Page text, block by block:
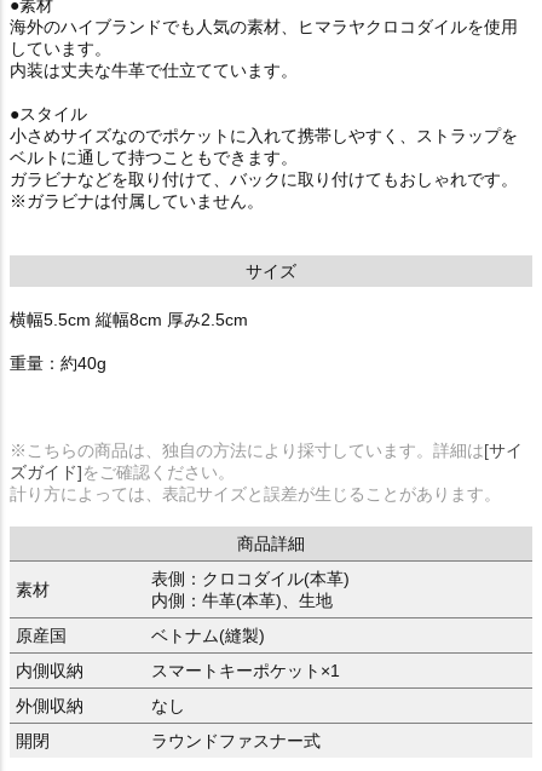
●素材
海外のハイブランドでも人気の素材、ヒマラヤクロコダイルを使用
しています。
内装は丈夫な牛革で仕立てています。
●スタイル
小さめサイズなのでポケットに入れて携帯しやすく、ストラップを
ベルトに通して持つこともできます。
ガラビナなどを取り付けて、バックに取り付けてもおしゃれです。
※ガラビナは付属していません。
サイズ
横幅5.5cm 縦幅8cm 厚み2.5cm
重量：約40g
※こちらの商品は、独自の方法により採寸しています。詳細は[サイ
ズガイド]をご確認ください。
計り方によっては、表記サイズと誤差が生じることがあります。
商品詳細
素材
表側：クロコダイル(本革)
内側：牛革(本革)、生地
原産国
ベトナム(縫製)
内側収納
スマートキーポケット×1
外側収納
なし
開閉
ラウンドファスナー式